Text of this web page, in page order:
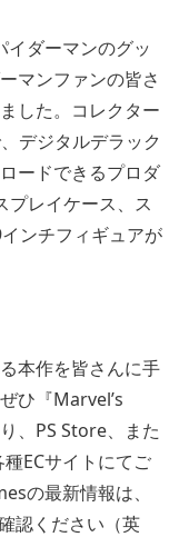
イダーマンのグッ
マンファンの皆さ
した。コレクター
デジタルデラック
ードできるプロダ
レイケース、ス
ンチフィギュアが
本作を皆さんに手
ひ『Marvel’s
、PS Store、また
ECサイトにてご
の最新情報は、
認ください（英